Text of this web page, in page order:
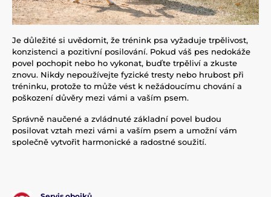
Je důležité si uvědomit, že trénink psa vyžaduje trpělivost,
konzistenci a pozitivní posilování. Pokud váš pes nedokáže
povel pochopit nebo ho vykonat, buďte trpěliví a zkuste
znovu. Nikdy nepoužívejte fyzické tresty nebo hrubost při
tréninku, protože to může vést k nežádoucímu chování a
poškození důvěry mezi vámi a vaším psem.
Správně naučené a zvládnuté základní povel budou
posilovat vztah mezi vámi a vaším psem a umožní vám
společně vytvořit harmonické a radostné soužití.